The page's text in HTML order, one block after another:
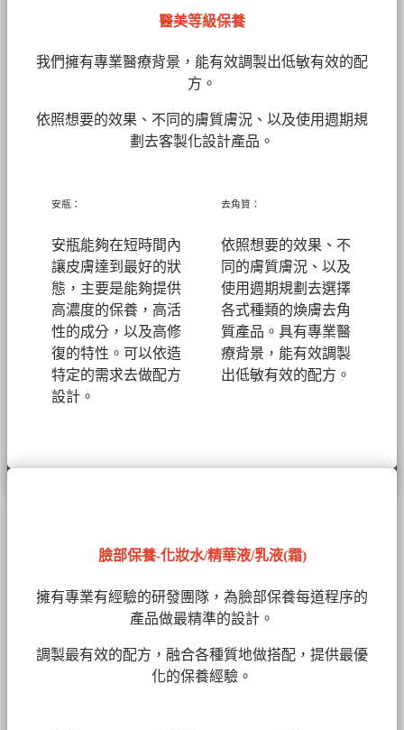
醫美等級保養
我們擁有專業醫療背景，能有效調製出低敏有效的配
方。
依照想要的效果、不同的膚質膚況、以及使用週期規
劃去客製化設計產品。
安瓶：
安瓶能夠在短時間內
讓皮膚達到最好的狀
態，主要是能夠提供
高濃度的保養，高活
性的成分，以及高修
復的特性。可以依造
特定的需求去做配方
設計。
去角質：
依照想要的效果、不
同的膚質膚況、以及
使用週期規劃去選擇
各式種類的煥膚去角
質產品。具有專業醫
療背景，能有效調製
出低敏有效的配方。
臉部保養-化妝水/精華液/乳液(霜)
擁有專業有經驗的研發團隊，為臉部保養每道程序的
產品做最精準的設計。
調製最有效的配方，融合各種質地做搭配，提供最優
化的保養經驗。